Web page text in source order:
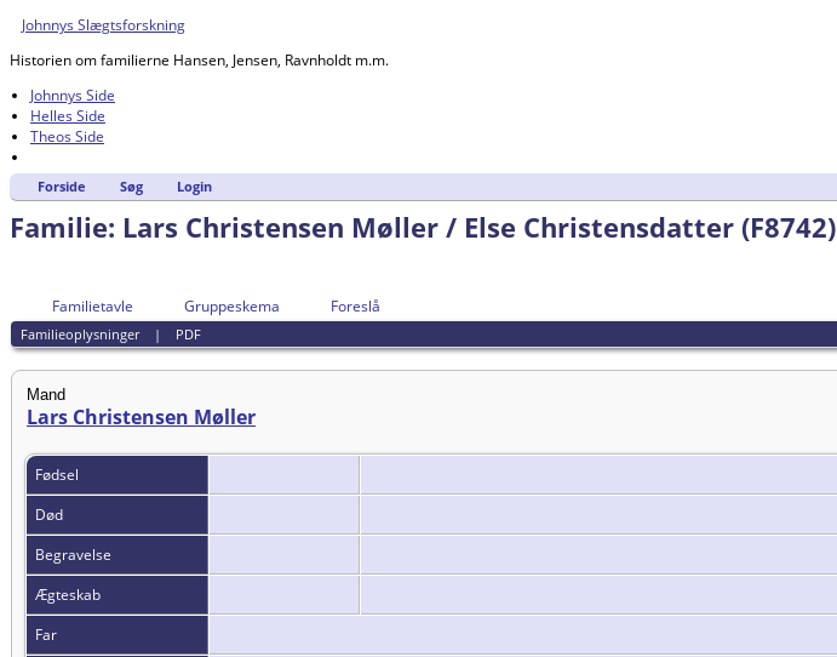
Johnnys Slægtsforskning
Historien om familierne Hansen, Jensen, Ravnholdt m.m.
Johnnys Side
Helles Side
Theos Side
Forside Søg Login
Familie: Lars Christensen Møller / Else Christensdatter (F8742)
Familietavle Gruppeskema Foreslå
Familieoplysninger| PDF
Mand
Lars Christensen Møller
Fødsel
Død
Begravelse
Ægteskab
Far